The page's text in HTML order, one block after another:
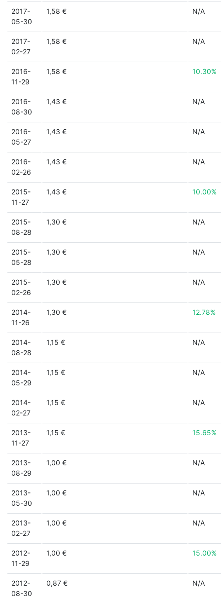
2017-
05-30
1,58 € N/A
2017-
02-27
1,58 € N/A
2016-
11-29
1,58 € 10.30%
2016-
08-30
1,43 € N/A
2016-
05-27
1,43 € N/A
2016-
02-26
1,43 € N/A
2015-
11-27
1,43 € 10.00%
2015-
08-28
1,30 € N/A
2015-
05-28
1,30 € N/A
2015-
02-26
1,30 € N/A
2014-
11-26
1,30 € 12.78%
2014-
08-28
1,15 € N/A
2014-
05-29
1,15 € N/A
2014-
02-27
1,15 € N/A
2013-
11-27
1,15 € 15.65%
2013-
08-29
1,00 € N/A
2013-
05-30
1,00 € N/A
2013-
02-27
1,00 € N/A
2012-
11-29
1,00 € 15.00%
2012-
08-30
0,87 € N/A